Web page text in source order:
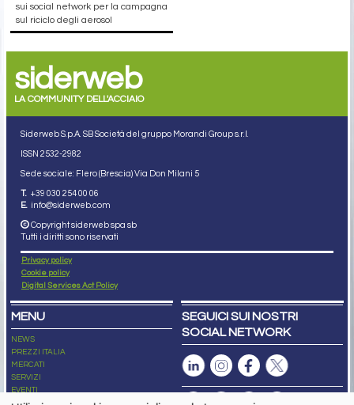
sui social network per la campagna
sul riciclo degli aerosol
siderweb
LA COMMUNITY DELL'ACCIAIO
Siderweb S.p.A. SB Società del gruppo Morandi Group s.r.l.
ISSN 2532-2982
Sede sociale: Flero (Brescia) Via Don Milani 5
T. +39 030 254 00 06
E. info@siderweb.com
Copyright siderweb spa sb
Tutti i diritti sono riservati
Privacy policy
Cookie policy
Digital Services Act Policy
MENU
NEWS
PREZZI ITALIA
MERCATI
SERVIZI
EVENTI
ABBONAMENTI
SEGUICI SUI NOSTRI
SOCIAL NETWORK